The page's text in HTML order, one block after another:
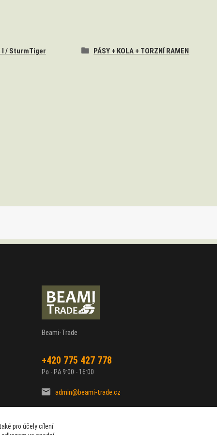
I / SturmTiger PÁSY + KOLA + TORZNÍ RAMEN
Beami-Trade
+420 775 427 778
Po - Pá 9:00 - 16:00
admin@beami-trade.cz
pro účely cílení